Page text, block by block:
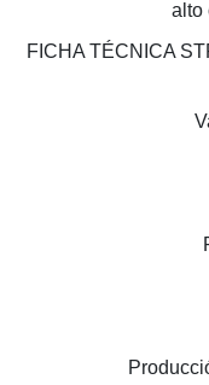
alto
FICHA TÉCNICA